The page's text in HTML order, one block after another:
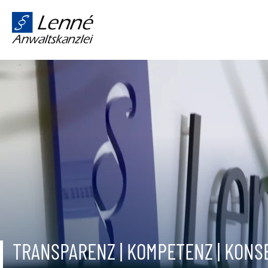
TRANSPARENZ | KOMPETENZ |